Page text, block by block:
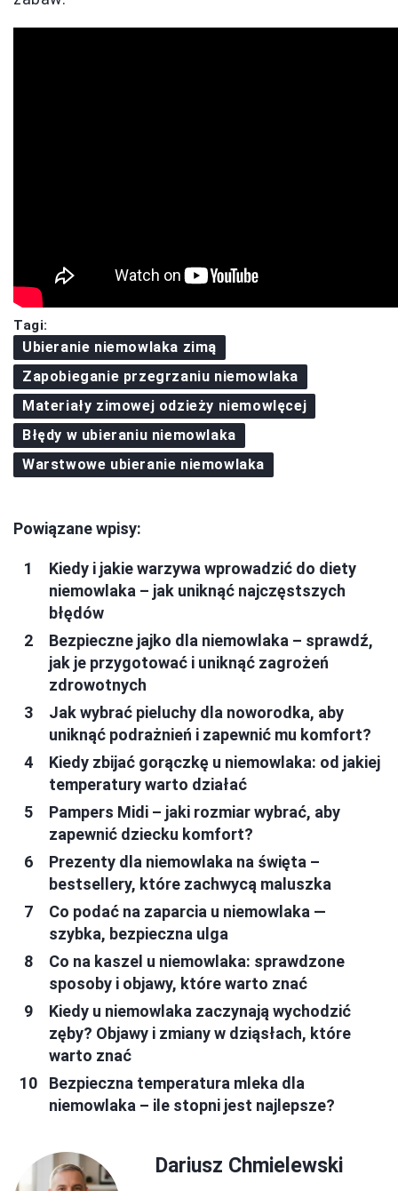
Tagi:
Ubieranie niemowlaka zimą
Zapobieganie przegrzaniu niemowlaka
Materiały zimowej odzieży niemowlęcej
Błędy w ubieraniu niemowlaka
Warstwowe ubieranie niemowlaka
Powiązane wpisy:
Kiedy i jakie warzywa wprowadzić do diety
niemowlaka – jak uniknąć najczęstszych
błędów
Bezpieczne jajko dla niemowlaka – sprawdź,
jak je przygotować i uniknąć zagrożeń
zdrowotnych
Jak wybrać pieluchy dla noworodka, aby
uniknąć podrażnień i zapewnić mu komfort?
Kiedy zbijać gorączkę u niemowlaka: od jakiej
temperatury warto działać
Pampers Midi – jaki rozmiar wybrać, aby
zapewnić dziecku komfort?
Prezenty dla niemowlaka na święta –
bestsellery, które zachwycą maluszka
Co podać na zaparcia u niemowlaka —
szybka, bezpieczna ulga
Co na kaszel u niemowlaka: sprawdzone
sposoby i objawy, które warto znać
Kiedy u niemowlaka zaczynają wychodzić
zęby? Objawy i zmiany w dziąsłach, które
warto znać
Bezpieczna temperatura mleka dla
niemowlaka – ile stopni jest najlepsze?
Dariusz Chmielewski